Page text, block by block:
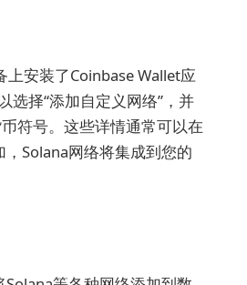
安装了Coinbase Wallet应
选择“添加自定义网络”，并
符号。这些详情通常可以在
Solana网络将集成到您的